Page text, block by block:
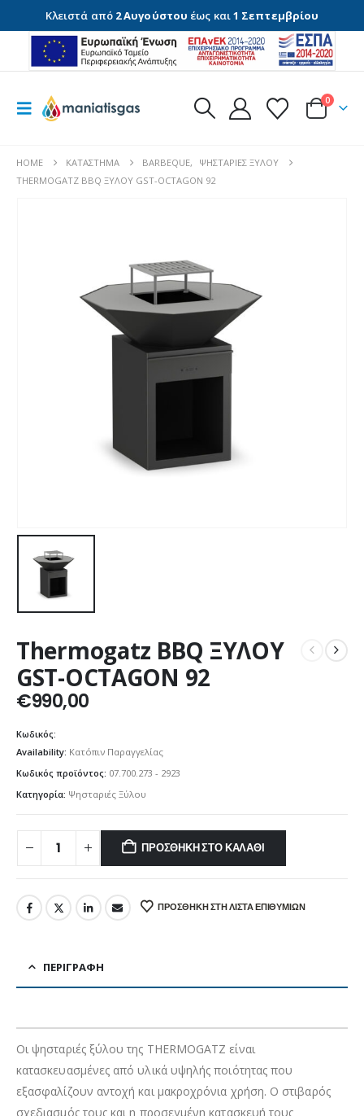
Κλειστά από 2 Αυγούστου έως και1 Σεπτεμβρίου
0
HOME ΚΑΤΆΣΤΗΜΑ BARBEQUE,
ΨΗΣΤΑΡΙΈΣ ΞΎΛΟΥ
THERMOGATZ BBQ ΞΥΛΟΥ GST-OCTAGON 92
Thermogatz BBQ ΞΥΛΟΥ
GST-OCTAGON 92
€990,00
Κωδικός:
Availability: Κατόπιν Παραγγελίας
Κωδικός προϊόντος: 07.700.273 - 2923
Κατηγορία: Ψησταριές Ξύλου
ΠΡΟΣΘΉΚΗ ΣΤΟ ΚΑΛΆΘΙ
ΠΡΟΣΘΉΚΗ ΣΤΗ ΛΊΣΤΑ ΕΠΙΘΥΜΙΏΝ
ΠΕΡΙΓΡΑΦΉ
Οι ψησταριές ξύλου της THERMOGATZ είναι
κατασκευασμένες από υλικά υψηλής ποιότητας που
εξασφαλίζουν αντοχή και μακροχρόνια χρήση. Ο στιβαρός
σχεδιασμός τους και η προσεγμένη κατασκευή τους